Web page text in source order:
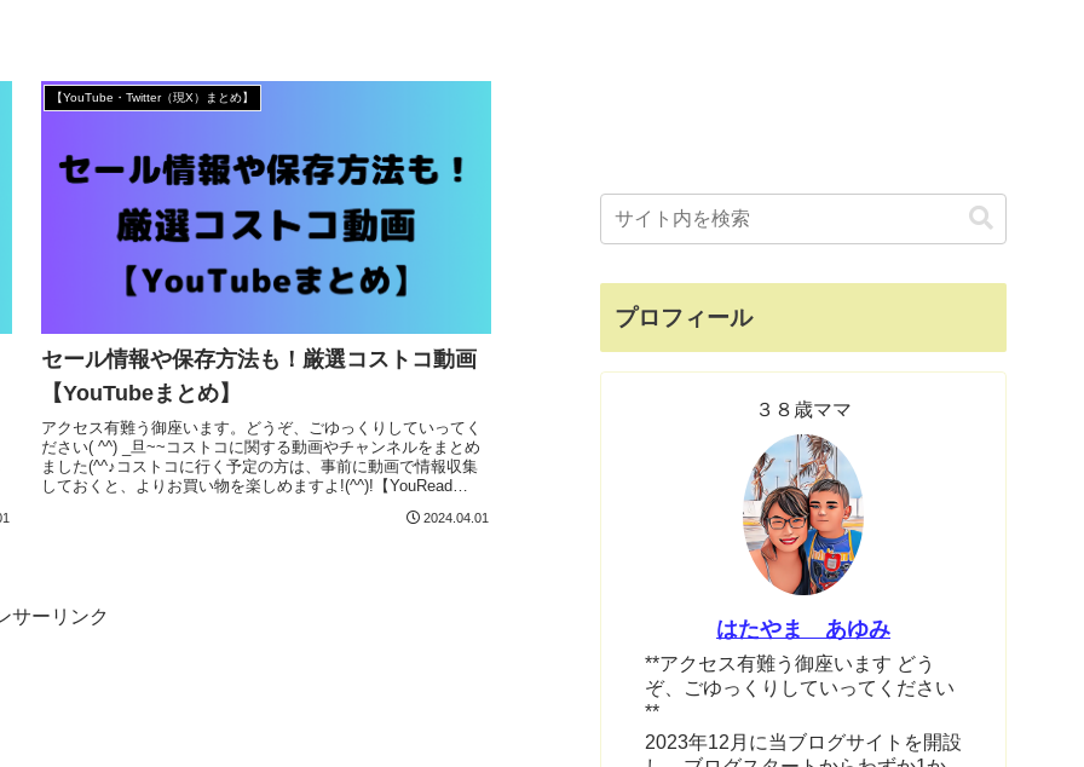
【YouTube・Twitter（現X）まとめ】
セール情報や保存方法も！厳選コストコ動画
【YouTubeまとめ】
アクセス有難う御座います。どうぞ、ごゆっくりしていってく
ださい( ^^) _旦~~コストコに関する動画やチャンネルをまとめ
ました(^^♪コストコに行く予定の方は、事前に動画で情報収集
しておくと、よりお買い物を楽しめますよ!(^^)!【YouRead
2024.04.01
サーリンク
プロフィール
３８歳ママ
はたやま あゆみ
**アクセス有難う御座います どう
ぞ、ごゆっくりしていってください
**
2023年12月に当ブログサイトを開設